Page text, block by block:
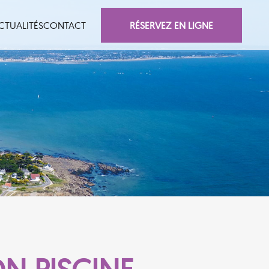
CONTACT RÉSERVEZ EN LIGNE